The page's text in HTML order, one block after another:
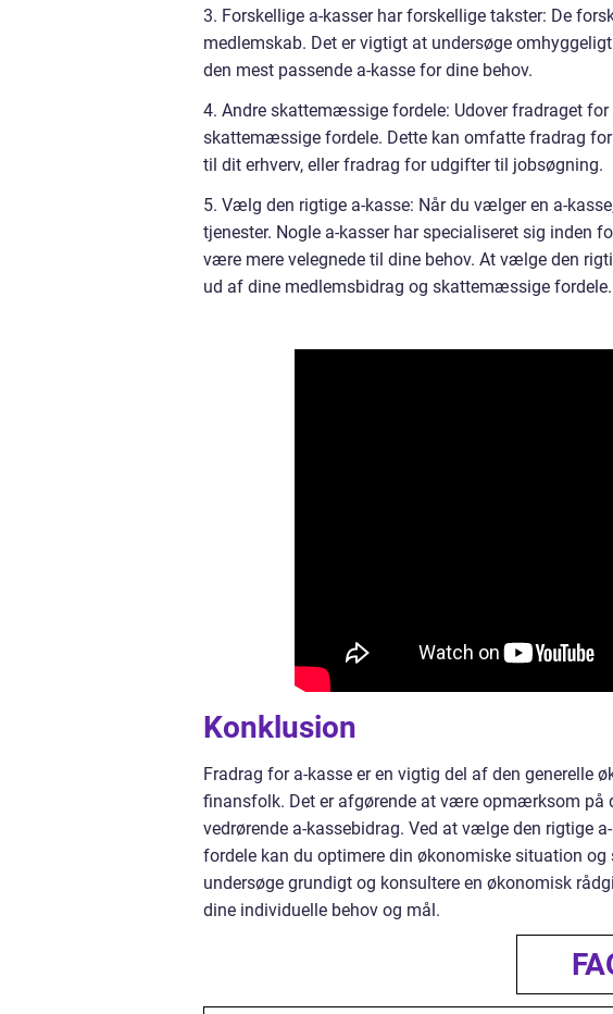
3. Forskellige a-kasser har forskellige takster: De
medlemskab. Det er vigtigt at undersøge
den mest passende a-kasse for dine behov.
4. Andre skattemæssige fordele: Udover fradraget
skattemæssige fordele. Dette kan omfatte fradrag
til dit erhverv, eller fradrag for udgifter til jobsøgning.
5. Vælg den rigtige a-kasse: Når du vælger en a-
tjenester. Nogle a-kasser har specialiseret sig inden
være mere velegnede til dine behov. At vælge den
ud af dine medlemsbidrag og skattemæssige fordele.
Konklusion
Fradrag for a-kasse er en vigtig del af den generelle
finansfolk. Det er afgørende at være opmærksom på
vedrørende a-kassebidrag. Ved at vælge den rigtige
fordele kan du optimere din økonomiske situation
undersøge grundigt og konsultere en økonomisk
dine individuelle behov og mål.